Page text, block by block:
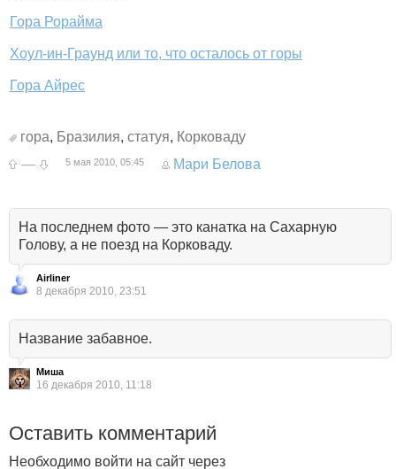
Гора Рорайма
Хоул-ин-Граунд или то, что осталось от горы
Гора Айрес
гора, Бразилия, статуя, Корковаду
—
5 мая 2010, 05:45 Мари Белова
На последнем фото — это канатка на Сахарную
Голову, а не поезд на Корковаду.
Airliner
8 декабря 2010, 23:51
Название забавное.
Миша
16 декабря 2010, 11:18
Оставить комментарий
Необходимо войти на сайт через